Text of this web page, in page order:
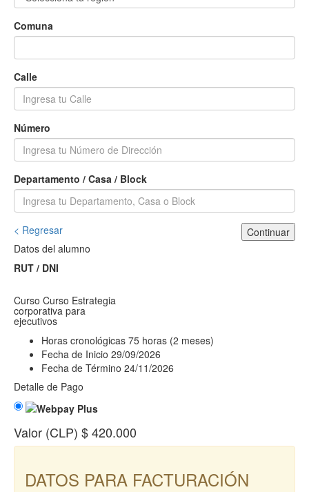
Comuna
Calle
Número
Departamento / Casa / Block
< Regresar
Continuar
Datos del alumno
RUT / DNI
Curso Curso Estrategia
corporativa para
ejecutivos
Horas cronológicas 75 horas (2 meses)
Fecha de Inicio 29/09/2026
Fecha de Término 24/11/2026
Detalle de Pago
Valor (CLP) $ 420.000
DATOS PARA FACTURACIÓN